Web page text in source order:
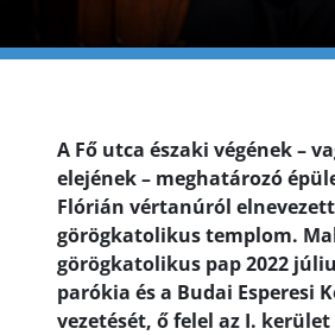
A Fő utca északi végének –
elejének – meghatározó
Flórián vértanúról elnevezett
görögkatolikus templom.
görögkatolikus pap 2022
parókia és a Budai Esperesi
vezetését, ő felel az I. kerület